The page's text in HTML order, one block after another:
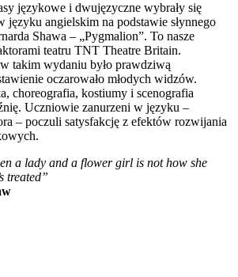
językowe i dwujęzyczne wybrały się
języku angielskim na podstawie słynnego
Shawa – „Pygmalion”. To nasze
teatru TNT Theatre Britain.
takim wydaniu było prawdziwą
oczarowało młodych widzów.
choreografia, kostiumy i scenografia
Uczniowie zanurzeni w języku –
– poczuli satysfakcję z efektów rozwijania
a lady and a flower girl is not how she
treated”